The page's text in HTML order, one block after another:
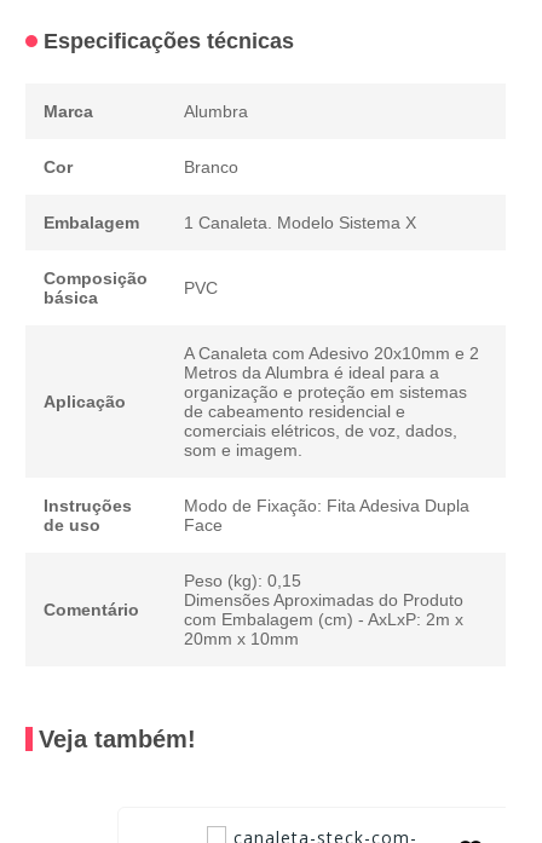
Especificações técnicas
Marca Alumbra
Cor Branco
Embalagem 1 Canaleta. Modelo Sistema X
Composição
básica
PVC
Aplicação
A Canaleta com Adesivo 20x10mm e 2
Metros da Alumbra é ideal para a
organização e proteção em sistemas
de cabeamento residencial e
comerciais elétricos, de voz, dados,
som e imagem.
Instruções
de uso
Modo de Fixação: Fita Adesiva Dupla
Face
Comentário
Peso (kg): 0,15
Dimensões Aproximadas do Produto
com Embalagem (cm) - AxLxP: 2m x
20mm x 10mm
Veja também!